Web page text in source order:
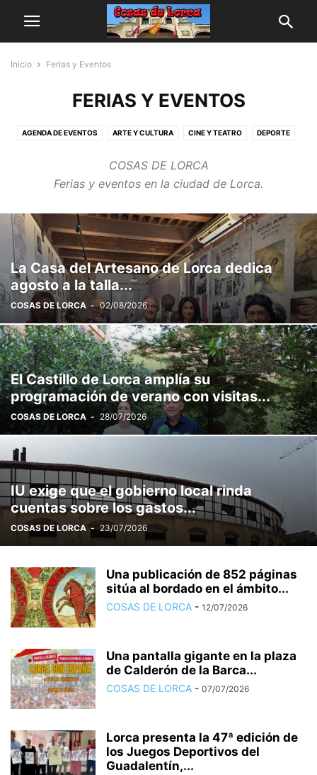
Inicio Ferias y Eventos
FERIAS Y EVENTOS
AGENDA DE EVENTOS ARTE Y CULTURA CINE Y TEATRO DEPORTE
COSAS DE LORCA
Ferias y eventos en la ciudad de Lorca.
La Casa del Artesano de Lorca dedica
agosto a la talla...
COSAS DE LORCA - 02/08/2026
El Castillo de Lorca amplía su
programación de verano con visitas...
COSAS DE LORCA - 28/07/2026
IU exige que el gobierno local rinda
cuentas sobre los gastos...
COSAS DE LORCA - 23/07/2026
Una publicación de 852 páginas
sitúa al bordado en el ámbito...
COSAS DE LORCA - 12/07/2026
Una pantalla gigante en la plaza
de Calderón de la Barca...
COSAS DE LORCA - 07/07/2026
Lorca presenta la 47ª edición de
los Juegos Deportivos del
Guadalentín,...